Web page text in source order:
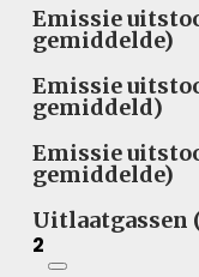
Emissie
gemiddelde)
Emissie
gemiddeld)
Emissie
gemiddelde)
Uitlaatgassen
2